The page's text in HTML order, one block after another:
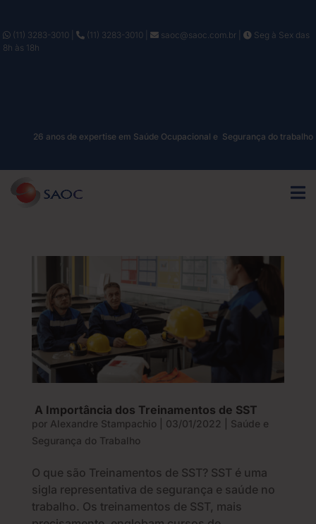
(11) 3283-3010 | (11) 3283-3010 | saoc@saoc.com.br |
Seg à Sex das
8h às 18h
26 anos de expertise em Saúde Ocupacional e Segurança do trabalho
A Importância dos Treinamentos de SST
por Alexandre Stampachio 03/01/2022
Saúde e
Segurança do Trabalho
O que são Treinamentos de SST? SST é uma
sigla representativa de segurança e saúde no
trabalho. Os treinamentos de SST, mais